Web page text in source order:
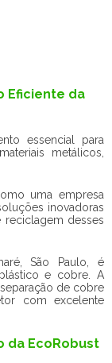
Eficiente da
essencial para
metálicos,
uma empresa
inovadoras
desses
São Paulo, é
e cobre. A
de cobre
com excelente
da EcoRobust